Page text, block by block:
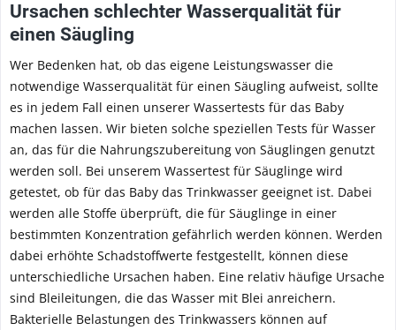
Ursachen schlechter Wasserqualität für
einen Säugling
Wer Bedenken hat, ob das eigene Leistungswasser die
notwendige Wasserqualität für einen Säugling aufweist, sollte
es in jedem Fall einen unserer Wassertests für das Baby
machen lassen. Wir bieten solche speziellen Tests für Wasser
an, das für die Nahrungszubereitung von Säuglingen genutzt
werden soll. Bei unserem Wassertest für Säuglinge wird
getestet, ob für das Baby das Trinkwasser geeignet ist. Dabei
werden alle Stoffe überprüft, die für Säuglinge in einer
bestimmten Konzentration gefährlich werden können. Werden
dabei erhöhte Schadstoffwerte festgestellt, können diese
unterschiedliche Ursachen haben. Eine relativ häufige Ursache
sind Bleileitungen, die das Wasser mit Blei anreichern.
Bakterielle Belastungen des Trinkwassers können auf